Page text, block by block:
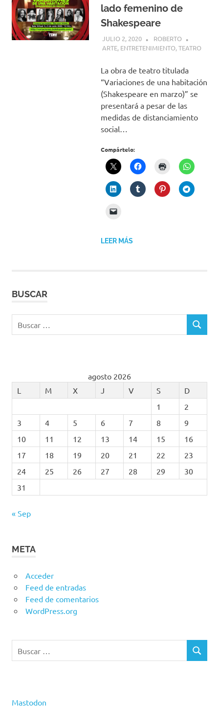
lado femenino de
Shakespeare
JULIO 2, 2020
ROBERTO
ARTE, ENTRETENIMIENTO,TEATRO
La obra de teatro titulada
“Variaciones de una habitación
(Shakespeare en marzo)” se
presentará a pesar de las
medidas de distanciamiento
social…
Compártelo:
LEER MÁS
BUSCAR
BUSCAR
agosto 2026
L
M X J V S
D
1
2
3
4 5 6 7 8
9
10
11 12 13 14 15
16
17
18 19 20 21 22
23
24
25 26 27 28 29
30
31
« Sep
META
Acceder
Feed de entradas
Feed de comentarios
WordPress.org
BUSCAR
Mastodon